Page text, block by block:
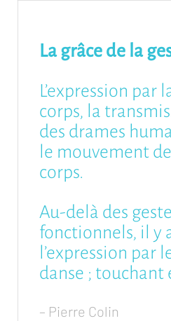
La grâce de la
L’expression par
corps, la
des drames
le mouvement
corps.
Au-delà des
fonctionnels, il y
l’expression par
danse ;
– Pierre Colin